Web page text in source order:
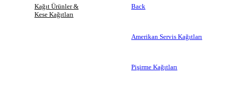
Kağıt Ürünler &
Kese Kağıtları
Back
Amerikan Servis Kağıtları
Pişirme Kağıtları